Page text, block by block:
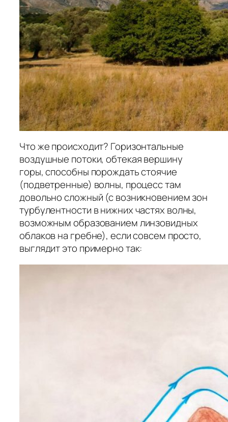
Что же происходит? Горизонтальные
воздушные потоки, обтекая вершину
горы, способны порождать стоячие
(подветренные) волны, процесс там
довольно сложный (с возникновением зон
турбулентности в нижних частях волны,
возможным образованием линзовидных
облаков на гребне), если совсем просто,
выглядит это примерно так: